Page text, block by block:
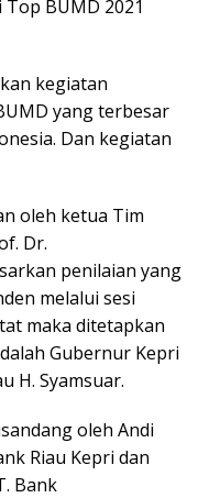
BUMD 2021
kegiatan
yang terbesar
Dan kegiatan
oleh ketua Tim
Dr.
penilaian yang
melalui sesi
maka ditetapkan
Gubernur Kepri
H. Syamsuar.
oleh Andi
Riau Kepri dan
Bank